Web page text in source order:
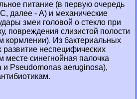
питание (в первую очередь
далее - А) и механические
змеи головой о стекло при
повреждения слизистой полости
кормлении). Из бактериальных
неспецифических
месте синегнойная палочка
и Pseudomonas aeruginosa),